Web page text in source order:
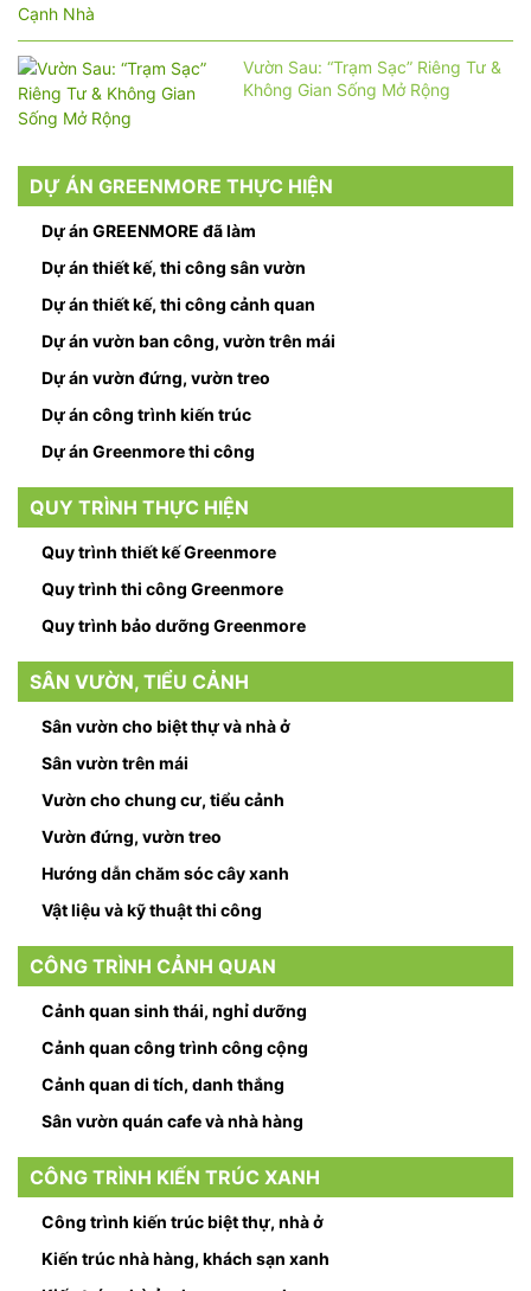
Vườn Sau: “Trạm Sạc” Riêng Tư &
Không Gian Sống Mở Rộng
DỰ ÁN GREENMORE THỰC HIỆN
Dự án GREENMORE đã làm
Dự án thiết kế, thi công sân vườn
Dự án thiết kế, thi công cảnh quan
Dự án vườn ban công, vườn trên mái
Dự án vườn đứng, vườn treo
Dự án công trình kiến trúc
Dự án Greenmore thi công
QUY TRÌNH THỰC HIỆN
Quy trình thiết kế Greenmore
Quy trình thi công Greenmore
Quy trình bảo dưỡng Greenmore
SÂN VƯỜN, TIỂU CẢNH
Sân vườn cho biệt thự và nhà ở
Sân vườn trên mái
Vườn cho chung cư, tiểu cảnh
Vườn đứng, vườn treo
Hướng dẫn chăm sóc cây xanh
Vật liệu và kỹ thuật thi công
CÔNG TRÌNH CẢNH QUAN
Cảnh quan sinh thái, nghỉ dưỡng
Cảnh quan công trình công cộng
Cảnh quan di tích, danh thắng
Sân vườn quán cafe và nhà hàng
CÔNG TRÌNH KIẾN TRÚC XANH
Công trình kiến trúc biệt thự, nhà ở
Kiến trúc nhà hàng, khách sạn xanh